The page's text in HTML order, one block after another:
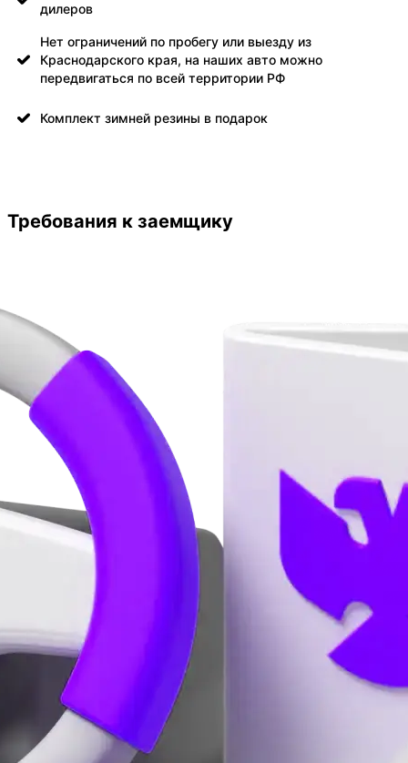
дилеров
Нет ограничений по пробегу или выезду из
Краснодарского края, на наших авто можно
передвигаться по всей территории РФ
Комплект зимней резины в подарок
Требования к заемщику